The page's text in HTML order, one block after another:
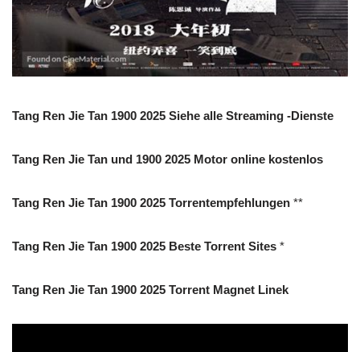
Tang Ren Jie Tan 1900 2025 Siehe alle Streaming -Dienste
Tang Ren Jie Tan und 1900 2025 Motor online kostenlos
Tang Ren Jie Tan 1900 2025 Torrentempfehlungen **
Tang Ren Jie Tan 1900 2025 Beste Torrent Sites *
Tang Ren Jie Tan 1900 2025 Torrent Magnet Linek